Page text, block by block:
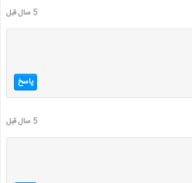
5 سال قبل
پاسخ
5 سال قبل